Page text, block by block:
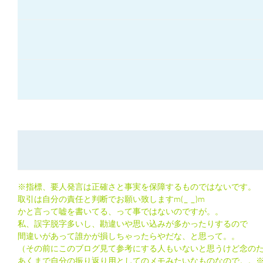
※指標、要人発言は正確さと事実を保障するものではないです。
取引は自分の責任と判断でお願い致しますm(_ _)m
かと言って嘘を書いてる、って事ではないのですが。。
私、誤字脱字多いし、勘違いや思い込みが多かったりするので
間違いがあって誰かが損しちゃったらやだな、と思って。。
（その前にこのブログ見て参考にする人もいないと思うけど念のた